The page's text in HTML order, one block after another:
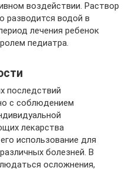
воздействии. Раствор
разводится водой в
лечения ребенок
педиатра.
последствий
с соблюдением
лекарства
использование для
болезней. В
осложнения,